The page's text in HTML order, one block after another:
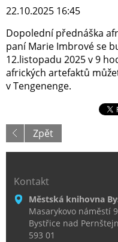
22.10.2025 16:45
Dopolední přednáška
paní Marie Imbrové se
12.listopadu 2025 v 9
afrických artefaktů
v Tengenenge.
Zpět
Kontakt
Městská knihovna
Masarykovo náměstí 9
Bystřice nad
593 01